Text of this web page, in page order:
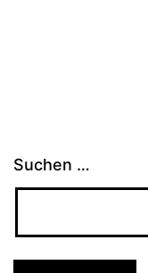
Suchen …